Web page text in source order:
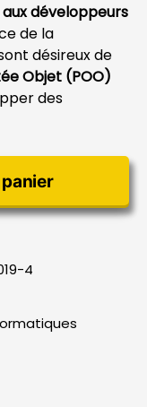
développeurs
de la
désireux de
Objet (POO)
des
4